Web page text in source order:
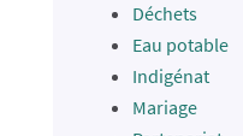
Déchets
Eau potable
Indigénat
Mariage